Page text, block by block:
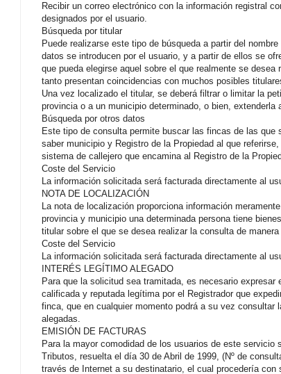
Recibir un correo electrónico con la información registral
designados por el usuario.
Búsqueda por titular
Puede realizarse este tipo de búsqueda a partir del
datos se introducen por el usuario, y a partir de ellos se
que pueda elegirse aquel sobre el que realmente se
tanto presentan coincidencias con muchos posibles
Una vez localizado el titular, se deberá filtrar o limitar la
provincia o a un municipio determinado, o bien, extenderla
Búsqueda por otros datos
Este tipo de consulta permite buscar las fincas de las
saber municipio y Registro de la Propiedad al que
sistema de callejero que encamina al Registro de la
Coste del Servicio
La información solicitada será facturada directamente al
NOTA DE LOCALIZACIÓN
La nota de localización proporciona información
provincia y municipio una determinada persona tiene
titular sobre el que se desea realizar la consulta de
Coste del Servicio
La información solicitada será facturada directamente al
INTERÉS LEGÍTIMO ALEGADO
Para que la solicitud sea tramitada, es necesario
calificada y reputada legítima por el Registrador que
finca, que en cualquier momento podrá a su vez
alegadas.
EMISIÓN DE FACTURAS
Para la mayor comodidad de los usuarios de este
Tributos, resuelta el día 30 de Abril de 1999, (Nº de
través de Internet a su destinatario, el cual procedería